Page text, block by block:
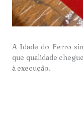
A Idade do Ferro
que qualidade
à execução.